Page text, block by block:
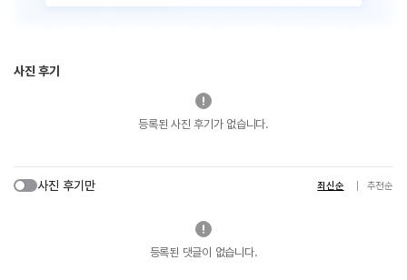
사진 후기
등록된 사진 후기가 없습니다.
사진 후기만 최신순 추천순
등록된 댓글이 없습니다.